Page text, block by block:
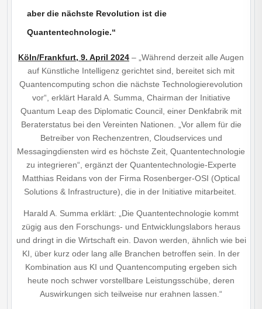
aber die nächste Revolution ist die
Quantentechnologie.“
Köln/Frankfurt, 9. April 2024 – „Während derzeit alle Augen
auf Künstliche Intelligenz gerichtet sind, bereitet sich mit
Quantencomputing schon die nächste Technologierevolution
vor“, erklärt Harald A. Summa, Chairman der Initiative
Quantum Leap des Diplomatic Council, einer Denkfabrik mit
Beraterstatus bei den Vereinten Nationen. „Vor allem für die
Betreiber von Rechenzentren, Cloudservices und
Messagingdiensten wird es höchste Zeit, Quantentechnologie
zu integrieren“, ergänzt der Quantentechnologie-Experte
Matthias Reidans von der Firma Rosenberger-OSI (Optical
Solutions & Infrastructure), die in der Initiative mitarbeitet.
Harald A. Summa erklärt: „Die Quantentechnologie kommt
zügig aus den Forschungs- und Entwicklungslabors heraus
und dringt in die Wirtschaft ein. Davon werden, ähnlich wie bei
KI, über kurz oder lang alle Branchen betroffen sein. In der
Kombination aus KI und Quantencomputing ergeben sich
heute noch schwer vorstellbare Leistungsschübe, deren
Auswirkungen sich teilweise nur erahnen lassen.“